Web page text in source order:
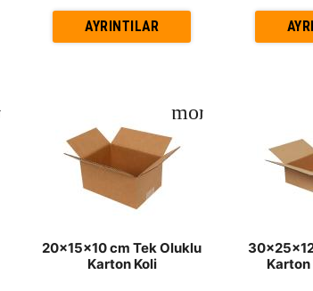
AYRINTILAR
20x15x10 cm Tek Oluklu
Karton Koli